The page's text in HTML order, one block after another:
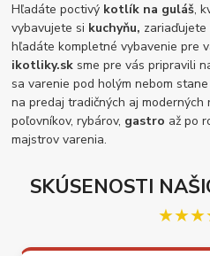
Hľadáte poctivý kotlík na guláš,
vybavujete si kuchyňu, zariaďujete
hľadáte kompletné vybavenie pre
ikotliky.sk sme pre vás pripravili
sa varenie pod holým nebom
na predaj tradičných aj moderných
poľovníkov, rybárov, gastro až po
majstrov varenia.
SKÚSENOSTI